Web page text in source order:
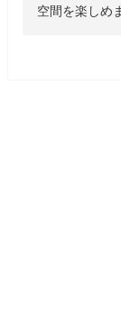
空間を楽しめ